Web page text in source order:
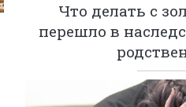
Что делать с
перешло в